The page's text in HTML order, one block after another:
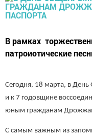
В рамках
патроиотические
Сегодня, 18 марта, в
и к 7 годовщине
юным гражданам
С самым важным из